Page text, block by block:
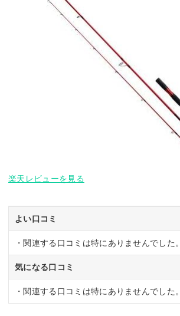
楽天レビューを見る
よい口コミ
・関連する口コミは特にありませんでした。
気になる口コミ
・関連する口コミは特にありませんでした。